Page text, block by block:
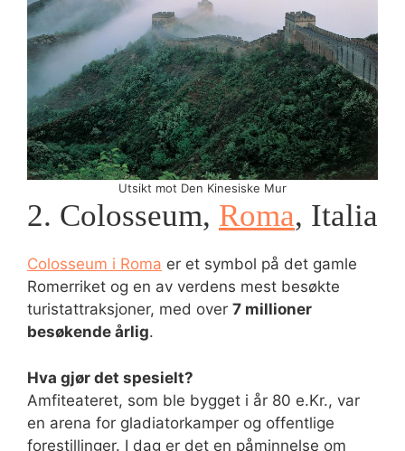
Utsikt mot Den Kinesiske Mur
2. Colosseum, Roma, Italia
Colosseum i Roma er et symbol på det gamle
Romerriket og en av verdens mest besøkte
turistattraksjoner, med over 7 millioner
besøkende årlig.
Hva gjør det spesielt?
Amfiteateret, som ble bygget i år 80 e.Kr., var
en arena for gladiatorkamper og offentlige
forestillinger. I dag er det en påminnelse om